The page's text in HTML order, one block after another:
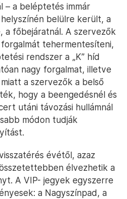
– a beléptetés immár
belülre került, a
főbejáratnál. A szervezők
tehermentesíteni,
rendszer a „K” híd
nagy forgalmat, illetve
a szervezők a belső
hogy a beengedésnél és
utáni távozási hullámnál
módon tudják
évétől, azaz
élvezhetik a
A VIP- jegyek egyszerre
a Nagyszínpad, a